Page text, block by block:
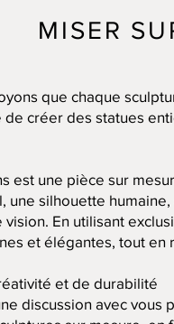
MISER
que chaque
créer des statues
est une pièce sur
une silhouette
En utilisant
et élégantes, tout
et de durabilité
discussion avec